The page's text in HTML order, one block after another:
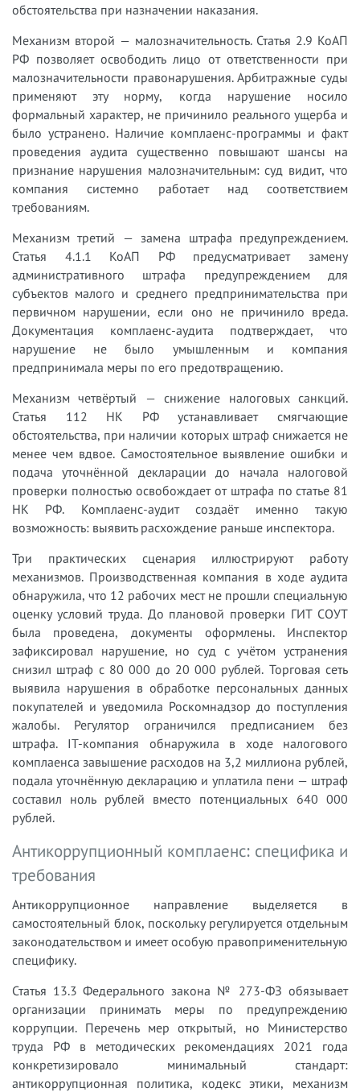
обстоятельства при назначении наказания.
Механизм второй — малозначительность. Статья 2.9 КоАП
РФ позволяет освободить лицо от ответственности при
малозначительности правонарушения. Арбитражные суды
применяют эту норму, когда нарушение носило
формальный характер, не причинило реального ущерба и
было устранено. Наличие комплаенс-программы и факт
проведения аудита существенно повышают шансы на
признание нарушения малозначительным: суд видит, что
компания системно работает над соответствием
требованиям.
Механизм третий — замена штрафа предупреждением.
Статья 4.1.1 КоАП РФ предусматривает замену
административного штрафа предупреждением для
субъектов малого и среднего предпринимательства при
первичном нарушении, если оно не причинило вреда.
Документация комплаенс-аудита подтверждает, что
нарушение не было умышленным и компания
предпринимала меры по его предотвращению.
Механизм четвёртый — снижение налоговых санкций.
Статья 112 НК РФ устанавливает смягчающие
обстоятельства, при наличии которых штраф снижается не
менее чем вдвое. Самостоятельное выявление ошибки и
подача уточнённой декларации до начала налоговой
проверки полностью освобождает от штрафа по статье 81
НК РФ. Комплаенс-аудит создаёт именно такую
возможность: выявить расхождение раньше инспектора.
Три практических сценария иллюстрируют работу
механизмов. Производственная компания в ходе аудита
обнаружила, что 12 рабочих мест не прошли специальную
оценку условий труда. До плановой проверки ГИТ СОУТ
была проведена, документы оформлены. Инспектор
зафиксировал нарушение, но суд с учётом устранения
снизил штраф с 80 000 до 20 000 рублей. Торговая сеть
выявила нарушения в обработке персональных данных
покупателей и уведомила Роскомнадзор до поступления
жалобы. Регулятор ограничился предписанием без
штрафа. IT-компания обнаружила в ходе налогового
комплаенса завышение расходов на 3,2 миллиона рублей,
подала уточнённую декларацию и уплатила пени — штраф
составил ноль рублей вместо потенциальных 640 000
рублей.
Антикоррупционный комплаенс: специфика и
требования
Антикоррупционное направление выделяется в
самостоятельный блок, поскольку регулируется отдельным
законодательством и имеет особую правоприменительную
специфику.
Статья 13.3 Федерального закона № 273-ФЗ обязывает
организации принимать меры по предупреждению
коррупции. Перечень мер открытый, но Министерство
труда РФ в методических рекомендациях 2021 года
конкретизировало минимальный стандарт:
антикоррупционная политика, кодекс этики, механизм